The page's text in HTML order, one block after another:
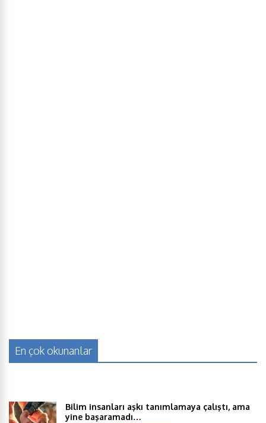
En çok okunanlar
Bilim insanları aşkı tanımlamaya çalıştı, ama
yine başaramadı…